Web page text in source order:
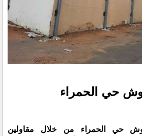
حي الحمراء
حي الحمراء من خلال مقاولين